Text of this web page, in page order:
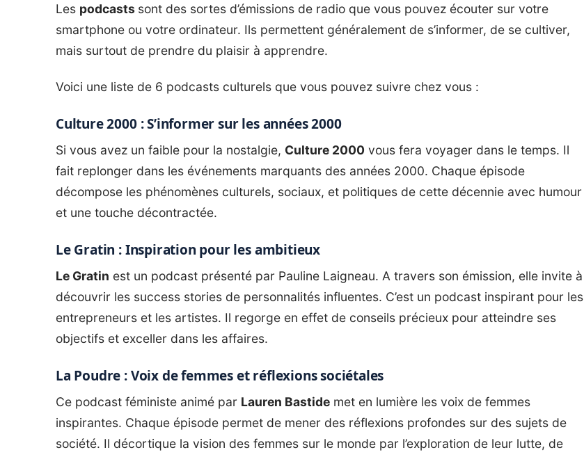
Les podcasts sont des sortes d’émissions de radio que vous pouvez écouter sur votre
smartphone ou votre ordinateur. Ils permettent généralement de s’informer, de se cultiver,
mais surtout de prendre du plaisir à apprendre.
Voici une liste de 6 podcasts culturels que vous pouvez suivre chez vous :
Culture 2000 : S’informer sur les années 2000
Si vous avez un faible pour la nostalgie, Culture 2000 vous fera voyager dans le temps. Il
fait replonger dans les événements marquants des années 2000. Chaque épisode
décompose les phénomènes culturels, sociaux, et politiques de cette décennie avec humour
et une touche décontractée.
Le Gratin : Inspiration pour les ambitieux
Le Gratin est un podcast présenté par Pauline Laigneau. A travers son émission, elle invite à
découvrir les success stories de personnalités influentes. C’est un podcast inspirant pour les
entrepreneurs et les artistes. Il regorge en effet de conseils précieux pour atteindre ses
objectifs et exceller dans les affaires.
La Poudre : Voix de femmes et réflexions sociétales
Ce podcast féministe animé par Lauren Bastide met en lumière les voix de femmes
inspirantes. Chaque épisode permet de mener des réflexions profondes sur des sujets de
société. Il décortique la vision des femmes sur le monde par l’exploration de leur lutte, de